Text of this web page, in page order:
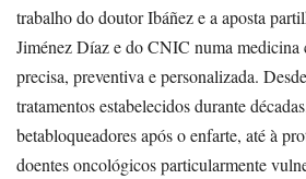
trabalho do doutor Ibáñez e a aposta
Jiménez Díaz e do CNIC numa medicina
precisa, preventiva e personalizada.
tratamentos estabelecidos durante
betabloqueadores após o enfarte, até à
doentes oncológicos particularmente